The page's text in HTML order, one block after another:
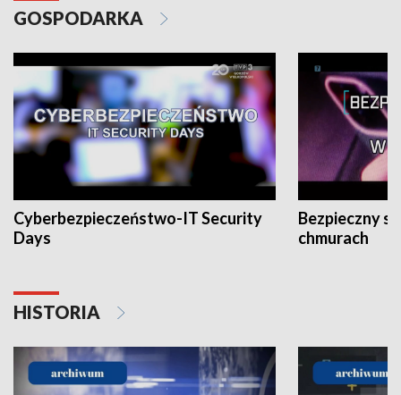
GOSPODARKA
Cyberbezpieczeństwo-IT Security
Days
Bezpieczny
chmurach
HISTORIA